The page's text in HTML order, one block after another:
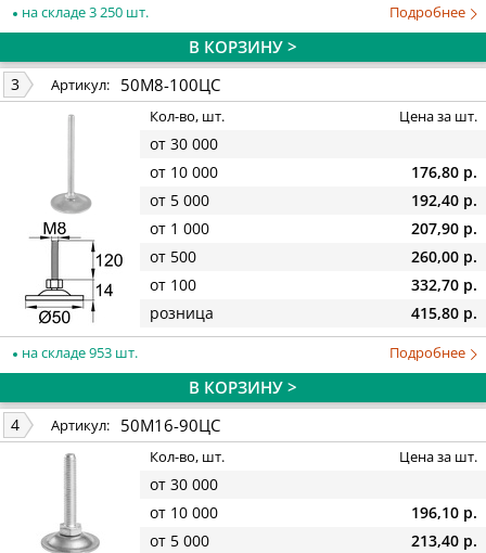
на складе 3 250 шт. Подробнее
В КОРЗИНУ >
3 Артикул: 50М8-100ЦС
Кол-во, шт. Цена за шт.
от 30 000
от 10 000
176,80 р.
от 5 000
192,40 р.
от 1 000
207,90 р.
от 500
260,00 р.
от 100
332,70 р.
розница
415,80 р.
на складе 953 шт. Подробнее
В КОРЗИНУ >
4 Артикул: 50М16-90ЦС
Кол-во, шт. Цена за шт.
от 30 000
от 10 000
196,10 р.
от 5 000
213,40 р.